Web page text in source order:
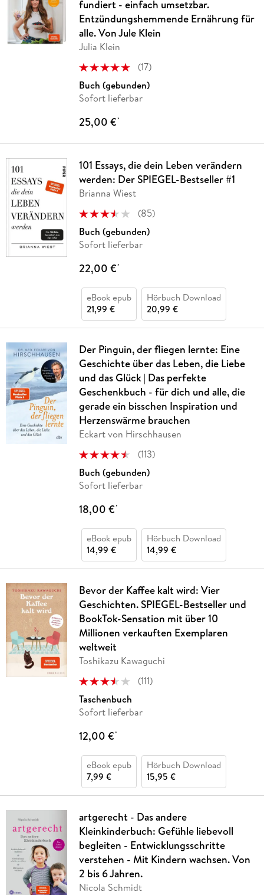
fundiert - einfach umsetzbar.
Entzündungshemmende Ernährung für
alle. Von Jule Klein
Julia Klein
(17)
Buch (gebunden)
Sofort lieferbar
25,00 €*
101 Essays, die dein Leben verändern
werden: Der SPIEGEL-Bestseller #1
Brianna Wiest
(85)
Buch (gebunden)
Sofort lieferbar
22,00 €*
eBook epub
21,99 €
Hörbuch Download
20,99 €
Der Pinguin, der fliegen lernte: Eine
Geschichte über das Leben, die Liebe
und das Glück | Das perfekte
Geschenkbuch - für dich und alle, die
gerade ein bisschen Inspiration und
Herzenswärme brauchen
Eckart von Hirschhausen
(113)
Buch (gebunden)
Sofort lieferbar
18,00 €*
eBook epub
14,99 €
Hörbuch Download
14,99 €
Bevor der Kaffee kalt wird: Vier
Geschichten. SPIEGEL-Bestseller und
BookTok-Sensation mit über 10
Millionen verkauften Exemplaren
weltweit
Toshikazu Kawaguchi
(111)
Taschenbuch
Sofort lieferbar
12,00 €*
eBook epub
7,99 €
Hörbuch Download
15,95 €
artgerecht - Das andere
Kleinkinderbuch: Gefühle liebevoll
begleiten - Entwicklungsschritte
verstehen - Mit Kindern wachsen. Von
2 bis 6 Jahren.
Nicola Schmidt